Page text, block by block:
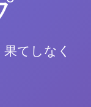
てしなく